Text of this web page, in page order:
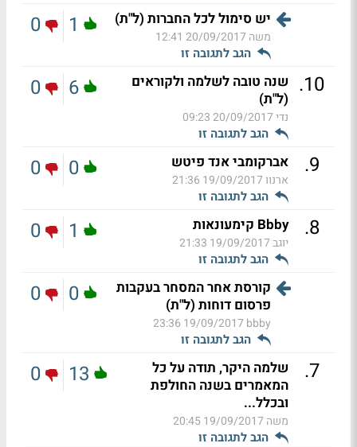
יש סימול לכל החברות (ל"ת)
משה 20/09/2017 12:41
הגב לתגובה זו
1
0
10
. שנה טובה לשלמה ולקוראים
(ל"ת)
נדי20/09/2017 09:23
הגב לתגובה זו
6
0
9
. אברקומבי אנד פיטש
ארנוו19/09/2017 21:36
הגב לתגובה זו
0
0
8
. Bbby קימעונאות
יוגב19/09/2017 21:33
הגב לתגובה זו
1
0
קורסת אחר המסחר בעקבות
פרסום דוחות (ל"ת)
bbby
19/09/2017 23:36
הגב לתגובה זו
0
0
7
.
שלמה היקר, תודה על כל
המאמרים בשנה החולפת
ובכלל...
משה 19/09/2017 20:45
הגב לתגובה זו
13
0